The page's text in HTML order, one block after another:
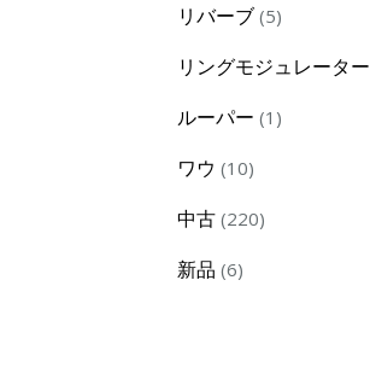
リバーブ 55
リングモジュレーター
ルーパー 1 1
ワウ 1010
中古 220220
新品 66